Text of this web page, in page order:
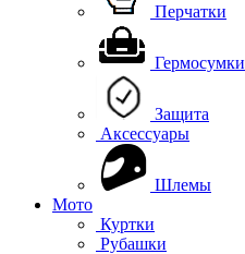
Перчатки
Гермосумки
Защита
Аксессуары
Шлемы
Мото
Куртки
Рубашки